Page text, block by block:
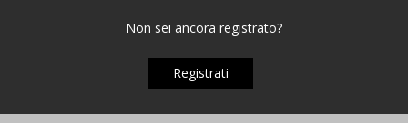
Non sei ancora registrato?
Registrati